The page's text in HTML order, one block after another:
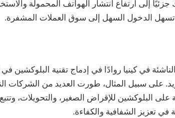
إلى ارتفاع انتشار الهواتف المحمولة
في كينيا روادًا في إدماج تقنية البلوكشين
على سبيل المثال، طورت العديد من الشركات
على البلوكشين للإقراض الصغير، والتحويلات،
في تعزيز الشفافية والكفاءة.